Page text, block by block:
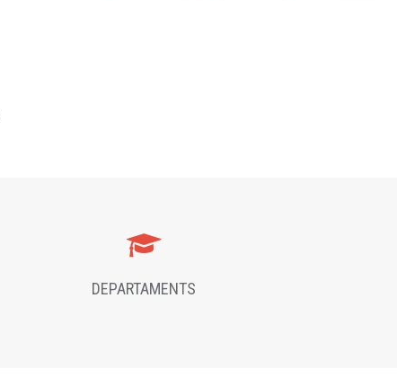
DEPARTAMENTS